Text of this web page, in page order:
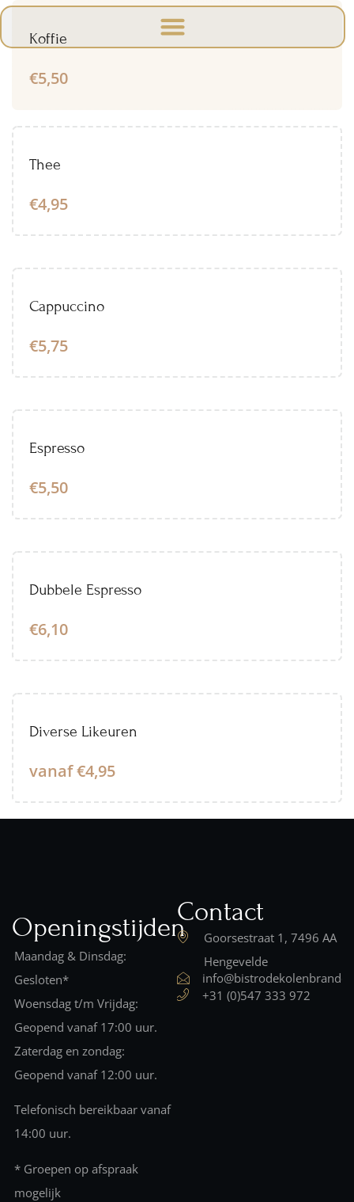
Koffie
€5,50
Thee
€4,95
Cappuccino
€5,75
Espresso
€5,50
Dubbele Espresso
€6,10
Diverse Likeuren
vanaf €4,95
Openingstijden
Maandag & Dinsdag:
Gesloten*
Woensdag t/m Vrijdag:
Geopend vanaf 17:00 uur.
Zaterdag en zondag:
Geopend vanaf 12:00 uur.
Telefonisch bereikbaar vanaf
14:00 uur.
* Groepen op afspraak
mogelijk
Contact
Goorsestraat 1, 7496 AA
Hengevelde
+31 (0)547 333 972